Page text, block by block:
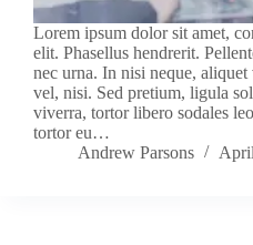
Lorem ipsum dolor sit amet,
elit. Phasellus hendrerit.
nec urna. In nisi neque,
vel, nisi. Sed pretium, ligula
viverra, tortor libero sodales
tortor eu…
Andrew Parsons